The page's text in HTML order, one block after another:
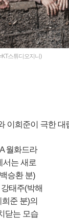
스튜디오지니)
이희준이 극한 대
월화드라
서는 새로
승환 분)
태주(박해
준 분)의
닫는 모습